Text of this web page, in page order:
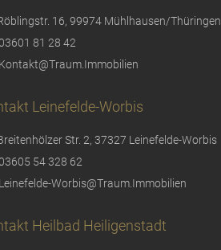
16, 99974 Mühlhausen/Thüringen
81 28 42
Kontakt@Traum.Immobilien
Leinefelde-Worbis
Str. 2, 37327 Leinefelde-Worbis
54 328 62
Leinefelde-Worbis@Traum.Immobilien
Heilbad Heiligenstadt